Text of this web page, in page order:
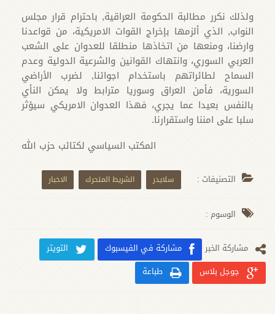
ولذلك نكرر مطالبة الحكومة العراقية, باحترام قرار مجلس
النواب, الذي ألزمها بإخراج القوات الامريكية، من قواعدنا
وارضنا، ومنعها من اتخاذها منطلقا للعدوان على الشعب
العربي السوري، وانتهاك القوانين والشرعية الدولية وعدم
السماح لطائراتهم باستخدام اجوائنا, لضرب الأراضي
السورية، فأمن العراق وسوريا مترابط ولا يمكن النأي
بالنفس بعيدا عما يجري، فهذا العدوان الامريكي سيؤثر
سلبا على امننا واستقرارنا.
المكتب السياسي لكتائب حزب الله
التصنيفات : سلايدر الشريط المتحرك الاخبار
الوسوم :
مشارکة الخبر مشاركة في الفيسبوك
التويتر
جوجل بلاس
طباعة